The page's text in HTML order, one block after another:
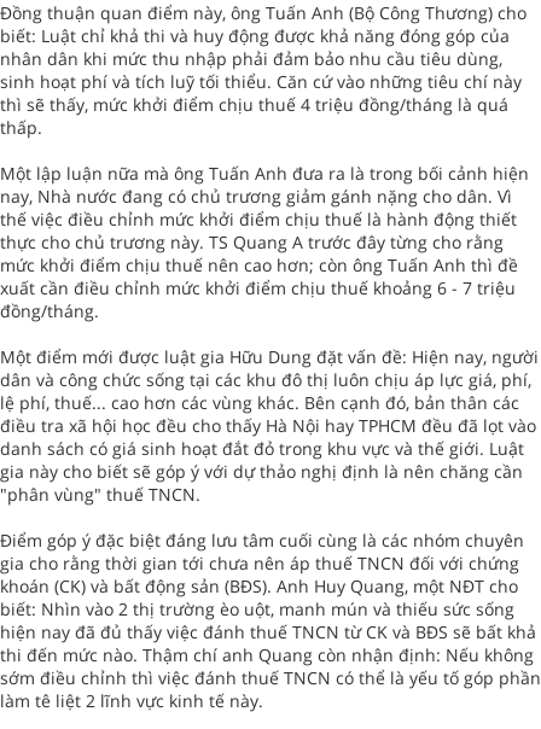
Đồng thuận quan điểm này, ông Tuấn Anh (Bộ Công Thương) cho
biết: Luật chỉ khả thi và huy động được khả năng đóng góp của
nhân dân khi mức thu nhập phải đảm bảo nhu cầu tiêu dùng,
sinh hoạt phí và tích luỹ tối thiểu. Căn cứ vào những tiêu chí này
thì sẽ thấy, mức khởi điểm chịu thuế 4 triệu đồng/tháng là quá
thấp.
Một lập luận nữa mà ông Tuấn Anh đưa ra là trong bối cảnh hiện
nay, Nhà nước đang có chủ trương giảm gánh nặng cho dân. Vì
thế việc điều chỉnh mức khởi điểm chịu thuế là hành động thiết
thực cho chủ trương này. TS Quang A trước đây từng cho rằng
mức khởi điểm chịu thuế nên cao hơn; còn ông Tuấn Anh thì đề
xuất cần điều chỉnh mức khởi điểm chịu thuế khoảng 6 - 7 triệu
đồng/tháng.
Một điểm mới được luật gia Hữu Dung đặt vấn đề: Hiện nay, người
dân và công chức sống tại các khu đô thị luôn chịu áp lực giá, phí,
lệ phí, thuế... cao hơn các vùng khác. Bên cạnh đó, bản thân các
điều tra xã hội học đều cho thấy Hà Nội hay TPHCM đều đã lọt vào
danh sách có giá sinh hoạt đắt đỏ trong khu vực và thế giới. Luật
gia này cho biết sẽ góp ý với dự thảo nghị định là nên chăng cần
"phân vùng" thuế TNCN.
Điểm góp ý đặc biệt đáng lưu tâm cuối cùng là các nhóm chuyên
gia cho rằng thời gian tới chưa nên áp thuế TNCN đối với chứng
khoán (CK) và bất động sản (BĐS). Anh Huy Quang, một NĐT cho
biết: Nhìn vào 2 thị trường èo uột, manh mún và thiếu sức sống
hiện nay đã đủ thấy việc đánh thuế TNCN từ CK và BĐS sẽ bất khả
thi đến mức nào. Thậm chí anh Quang còn nhận định: Nếu không
sớm điều chỉnh thì việc đánh thuế TNCN có thể là yếu tố góp phần
làm tê liệt 2 lĩnh vực kinh tế này.